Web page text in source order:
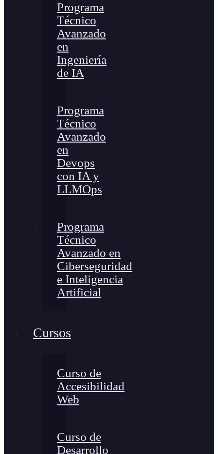
Programa
Técnico
Avanzado
en
Ingeniería
de IA
Programa
Técnico
Avanzado
en
Devops
con IA y
LLMOps
Programa
Técnico
Avanzado en
Ciberseguridad
e Inteligencia
Artificial
Cursos
Curso de
Accesibilidad
Web
Curso de
Desarrollo